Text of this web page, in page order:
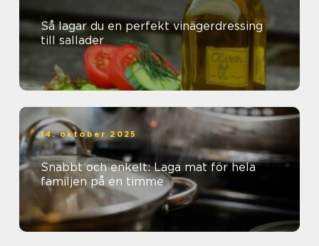
Så lagar du en perfekt vinägerdressing
till sallader
14. oktober 2025
Snabbt och enkelt: Laga mat för hela
familjen på en timme